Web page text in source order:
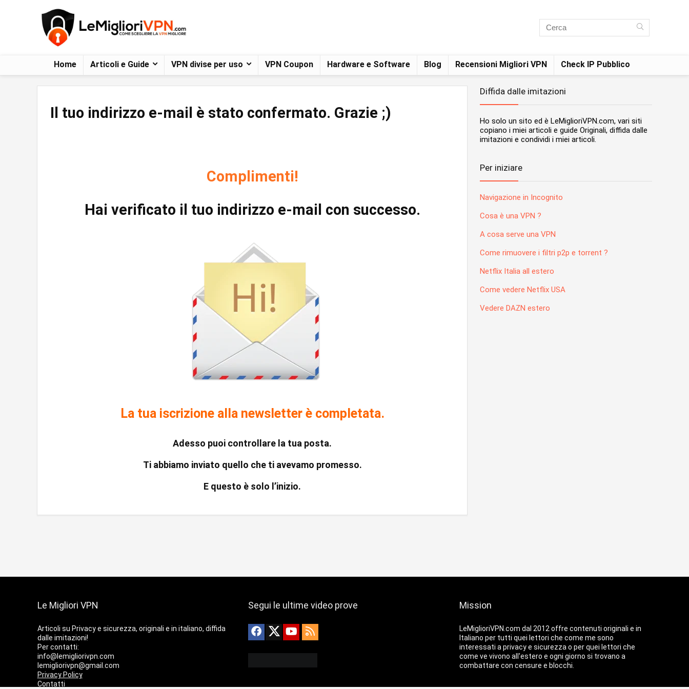
Home Articoli e Guide VPN divise per uso VPN Coupon Hardware e Software Blog Recensioni Migliori VPN Check IP Pubblico
Il tuo indirizzo e-mail è stato confermato. Grazie ;)
Complimenti!
Hai verificato il tuo indirizzo e-mail con successo.
La tua iscrizione alla newsletter è completata.
Adesso puoi controllare la tua posta.
Ti abbiamo inviato quello che ti avevamo promesso.
E questo è solo l’inizio.
Diffida dalle imitazioni
Ho solo un sito ed è LeMiglioriVPN.com, vari siti
copiano i miei articoli e guide Originali, diffida dalle
imitazioni e condividi i miei articoli.
Per iniziare
Navigazione in Incognito
Cosa è una VPN ?
A cosa serve una VPN
Come rimuovere i filtri p2p e torrent ?
Netflix Italia all estero
Come vedere Netflix USA
Vedere DAZN estero
Le Migliori VPN
Articoli su Privacy e sicurezza, originali e in italiano, diffida
dalle imitazioni!
Per contatti:
info@lemigliorivpn.com
lemigliorivpn@gmail.com
Privacy Policy
Contatti
Segui le ultime video prove Mission
LeMiglioriVPN.com dal 2012 offre contenuti originali e in
Italiano per tutti quei lettori che come me sono
interessati a privacy e sicurezza o per quei lettori che
come ve vivono all'estero e ogni giorno si trovano a
combattare con censure e blocchi.